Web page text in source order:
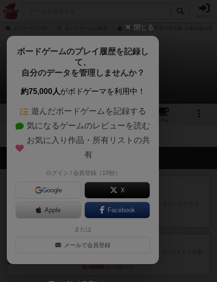
ビブリオス：中世の写本師 日本語版の通
ビブリオス
拡張/関連作品 0件
11 1 21
カフェ
会員の新しい投稿
エコーズ・オブ・タイム
カードゲームにファイナルファンタジーのアクテ
ィブタイムバトル（もしくは...
約3時間前by ジェイとと
シャット・ザ・ボックス
約4時間前
閉じる
ボードゲームのプレイ履歴を記録し
て、
自分のデータを管理しませんか？
約75,000人がボドゲーマを利用中！
遊んだボードゲームを記録する
気になるゲームのレビューを読む
お気に入り作品・所有リストの共
有
ログイン / 会員登録（10秒）
Google X
Apple Facebook
または
メールで会員登録